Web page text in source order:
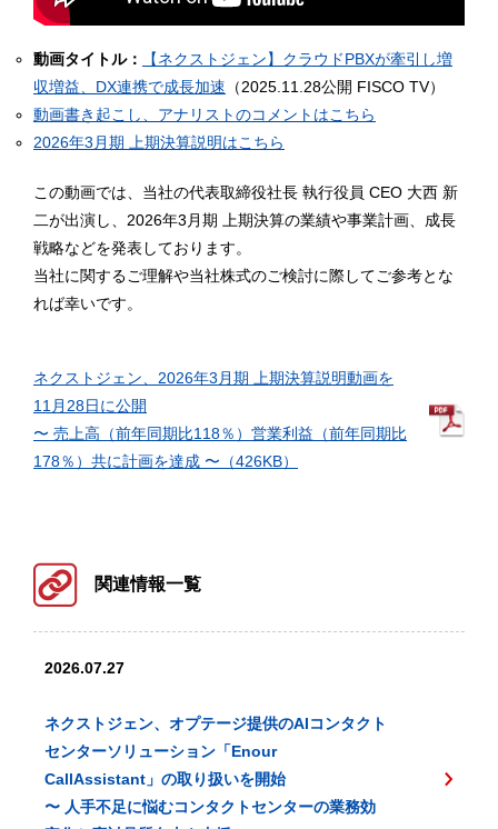
動画タイトル：
【ネクストジェン】クラウドPBXが牽引し増
収増益、DX連携で成長加速 （2025.11.28公開 FISCO TV）
動画書き起こし、アナリストのコメントはこちら
2026年3⽉期 上期決算説明はこちら
この動画では、当社の代表取締役社長 執行役員 CEO 大西 新
二が出演し、2026年3月期 上期決算の業績や事業計画、成長
戦略などを発表しております。
当社に関するご理解や当社株式のご検討に際してご参考とな
れば幸いです。
ネクストジェン、2026年3月期 上期決算説明動画を
11月28日に公開
〜 売上高（前年同期比118％）営業利益（前年同期比
178％）共に計画を達成 〜（426KB）
関連情報一覧
2026.07.27
ネクストジェン、オプテージ提供のAIコンタクト
センターソリューション「Enour
CallAssistant」の取り扱いを開始
〜 人手不足に悩むコンタクトセンターの業務効